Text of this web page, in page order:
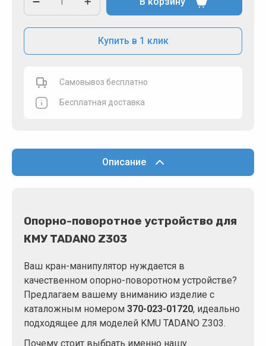
Купить в 1 клик
Самовывоз бесплатно
Бесплатная доставка
Описание
Опорно-поворотное устройство для
КМУ TADANO Z303
Ваш кран-манипулятор нуждается в
качественном опорно-поворотном устройстве?
Предлагаем вашему вниманию изделие с
каталожным номером 370-023-01720, идеально
подходящее для моделей KMU TADANO Z303.
Почему стоит выбрать именно нашу